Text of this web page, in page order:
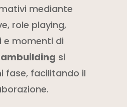
mediante
role playing,
momenti di
si
fase, facilitando il